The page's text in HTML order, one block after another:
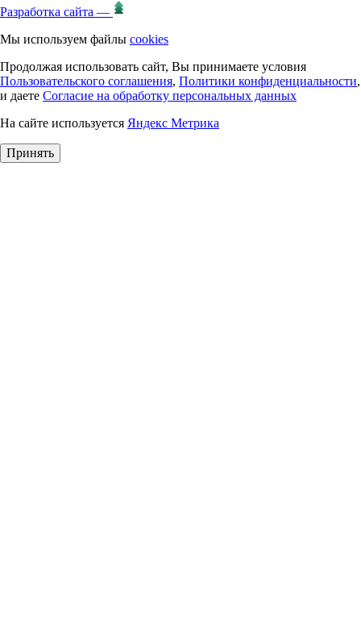
Разработка сайта —
Мы используем файлы cookies
Продолжая использовать сайт, Вы принимаете условия
Пользовательского соглашения, Политики конфиденциальности,
и даете Согласие на обработку персональных данных
На сайте используется Яндекс Метрика
Принять